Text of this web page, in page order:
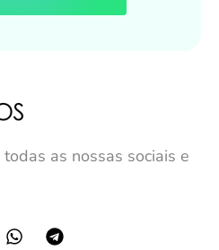
as nossas sociais e